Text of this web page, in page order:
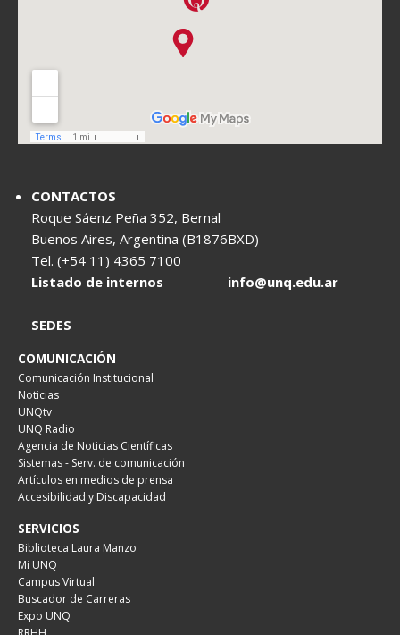
CONTACTOS
Roque Sáenz Peña 352, Bernal
Buenos Aires, Argentina (B1876BXD)
Tel. (+54 11) 4365 7100
Listado de internos
info@unq.edu.ar
SEDES
COMUNICACIÓN
Comunicación Institucional
Noticias
UNQtv
UNQ Radio
Agencia de Noticias Científicas
Sistemas - Serv. de comunicación
Artículos en medios de prensa
Accesibilidad y Discapacidad
SERVICIOS
Biblioteca Laura Manzo
Mi UNQ
Campus Virtual
Buscador de Carreras
Expo UNQ